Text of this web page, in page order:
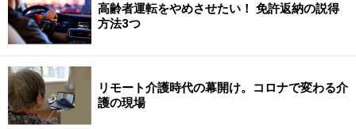
介護の仕事は資格を取るまでの勉強は時間数が少ないこ
ともあり、なかなか理解できないことが多いです。また
医学や介護学などの勉強は、実際の現場と学問的な知見
とが自分の中で一致するまでには何もしなければかなり
時間がかかります。ですから日頃から職場の研修や自主
的な勉強会などに積極的に参加したほうがいいと思いま
高齢者運転をやめさせたい！ 免許返納の説得
方法3つ
リモート介護時代の幕開け。コロナで変わる介
護の現場